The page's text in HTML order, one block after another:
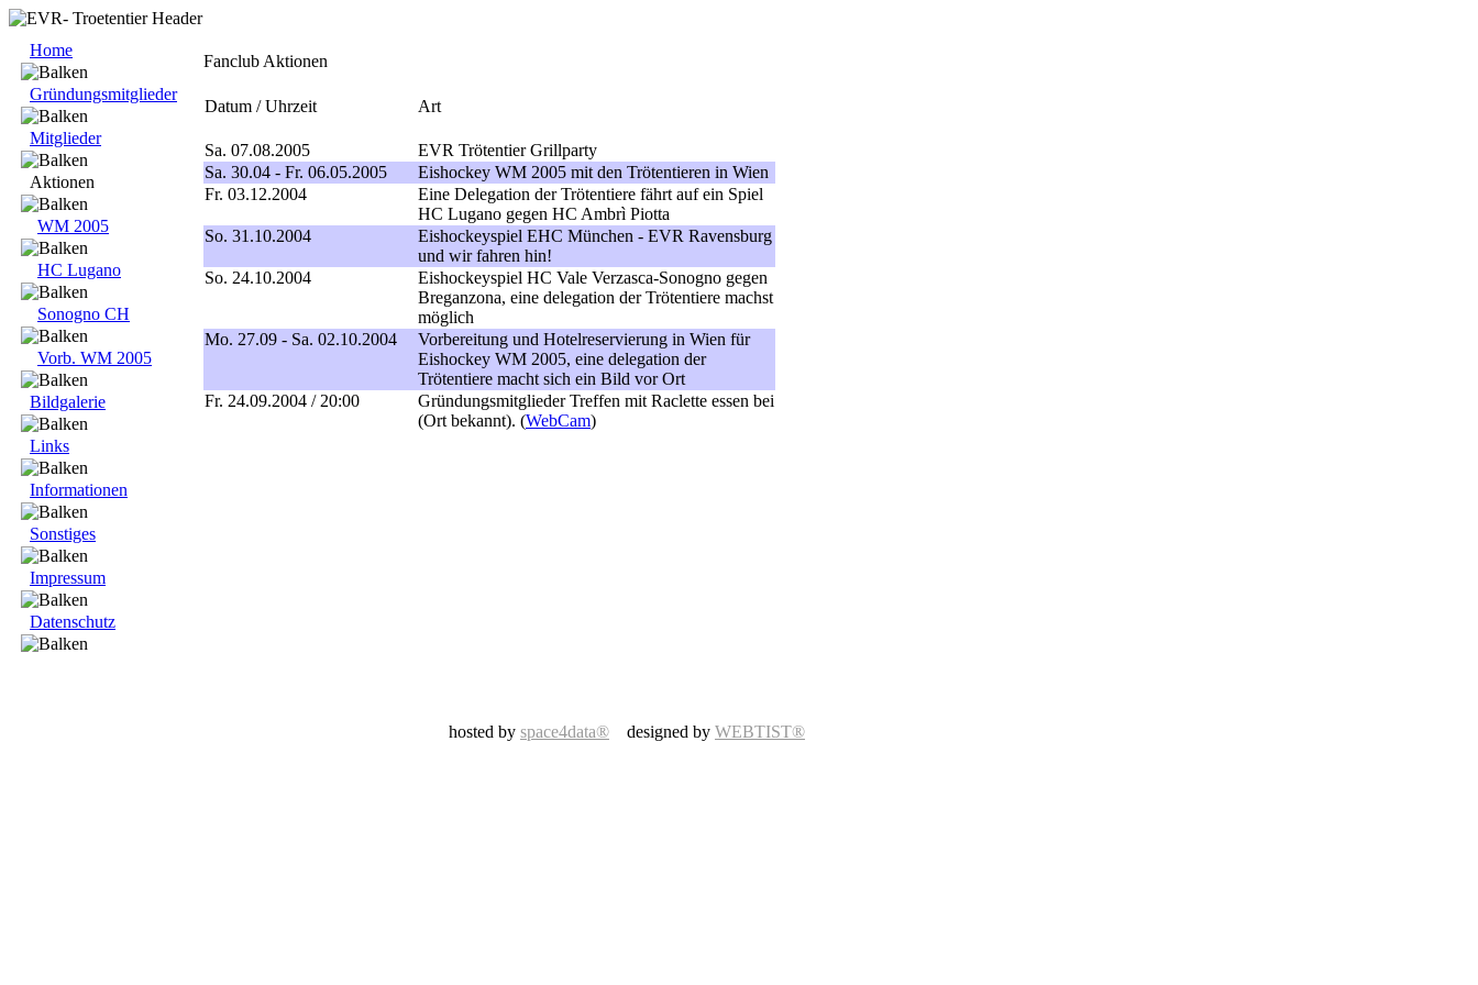
Home
Gründungsmitglieder
Mitglieder
Aktionen
WM 2005
HC Lugano
Sonogno CH
Vorb. WM 2005
Bildgalerie
Links
Informationen
Sonstiges
Impressum
Datenschutz
Fanclub Aktionen
Datum / Uhrzeit Art
Sa. 07.08.2005
EVR Trötentier Grillparty
Sa. 30.04 - Fr. 06.05.2005
Eishockey WM 2005 mit den Trötentieren in Wien
Fr. 03.12.2004
Eine Delegation der Trötentiere fährt auf ein Spiel
HC Lugano gegen HC Ambrì Piotta
So. 31.10.2004
Eishockeyspiel EHC München - EVR Ravensburg
und wir fahren hin!
So. 24.10.2004
Eishockeyspiel HC Vale Verzasca-Sonogno gegen
Breganzona, eine delegation der Trötentiere machst
möglich
Mo. 27.09 - Sa. 02.10.2004
Vorbereitung und Hotelreservierung in Wien für
Eishockey WM 2005, eine delegation der
Trötentiere macht sich ein Bild vor Ort
Fr. 24.09.2004 / 20:00
Gründungsmitglieder Treffen mit Raclette essen bei
(Ort bekannt). (WebCam)
hosted by space4data® designed by WEBTIST®